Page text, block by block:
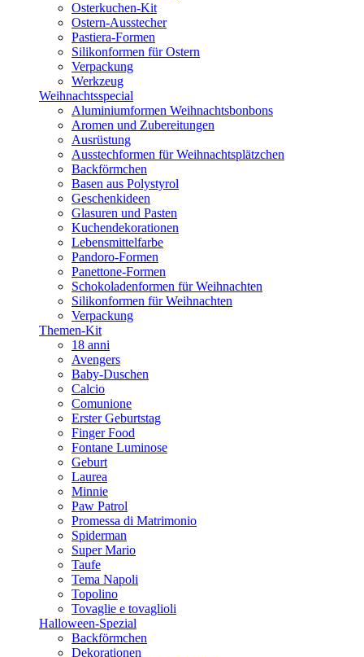
Osterkuchen-Kit
Ostern-Ausstecher
Pastiera-Formen
Silikonformen für Ostern
Verpackung
Werkzeug
Weihnachtsspecial
Aluminiumformen Weihnachtsbonbons
Aromen und Zubereitungen
Ausrüstung
Ausstechformen für Weihnachtsplätzchen
Backförmchen
Basen aus Polystyrol
Geschenkideen
Glasuren und Pasten
Kuchendekorationen
Lebensmittelfarbe
Pandoro-Formen
Panettone-Formen
Schokoladenformen für Weihnachten
Silikonformen für Weihnachten
Verpackung
Themen-Kit
18 anni
Avengers
Baby-Duschen
Calcio
Comunione
Erster Geburtstag
Finger Food
Fontane Luminose
Geburt
Laurea
Minnie
Paw Patrol
Promessa di Matrimonio
Spiderman
Super Mario
Taufe
Tema Napoli
Topolino
Tovaglie e tovaglioli
Halloween-Spezial
Backförmchen
Dekorationen